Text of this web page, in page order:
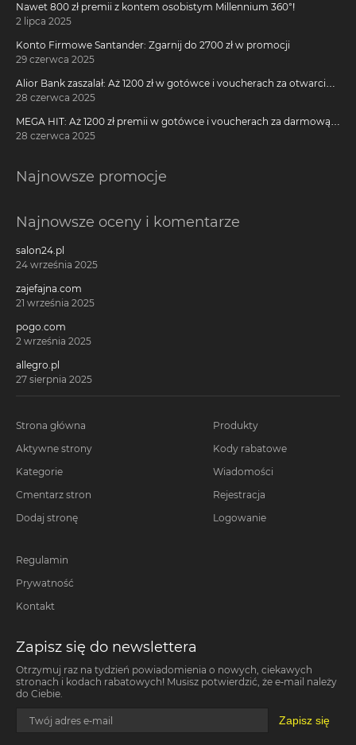
Nawet 800 zł premii z kontem osobistym Millennium 360°!
2 lipca 2025
Konto Firmowe Santander: Zgarnij do 2700 zł w promocji
29 czerwca 2025
Alior Bank zaszalał: Aż 1200 zł w gotówce i voucherach za otwarcie
darmowego konta!
28 czerwca 2025
MEGA HIT: Aż 1200 zł premii w gotówce i voucherach za darmową
kartę kredytową Citi Simplicity
28 czerwca 2025
Najnowsze promocje
Najnowsze oceny i komentarze
salon24.pl
24 września 2025
zajefajna.com
21 września 2025
pogo.com
2 września 2025
allegro.pl
27 sierpnia 2025
Strona główna
Aktywne strony
Kategorie
Cmentarz stron
Dodaj stronę
Produkty
Kody rabatowe
Wiadomości
Rejestracja
Logowanie
Regulamin
Prywatność
Kontakt
Zapisz się do newslettera
Otrzymuj raz na tydzień powiadomienia o nowych, ciekawych
stronach i kodach rabatowych! Musisz potwierdzić, że e-mail należy
do Ciebie.
Twój adres e-mail Zapisz się